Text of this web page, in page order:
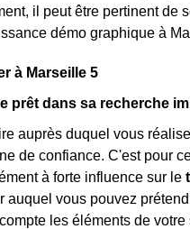
il peut être pertinent de
démo graphique à
à Marseille 5
prêt dans sa recherche
auprès duquel vous
de confiance. C'est pour
à forte influence sur le
auquel vous pouvez
les éléments de